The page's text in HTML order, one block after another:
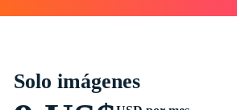
Solo imágenes